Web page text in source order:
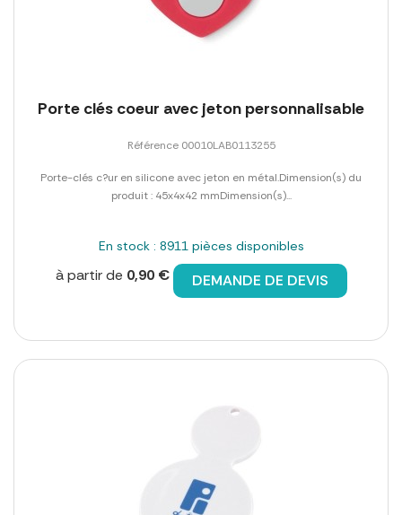
Porte clés coeur avec jeton personnalisable
Référence 00010LAB0113255
Porte-clés c?ur en silicone avec jeton en métal.Dimension(s) du
produit : 45x4x42 mmDimension(s)...
En stock : 8911 pièces disponibles
à partir de 0,90 € DEMANDE DE DEVIS